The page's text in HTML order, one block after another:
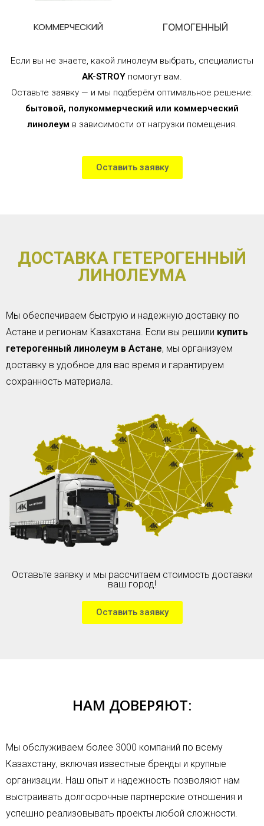
КОММЕРЧЕСКИЙ ГОМОГЕННЫЙ
Если вы не знаете, какой линолеум выбрать, специалисты
AK-STROY помогут вам.
Оставьте заявку — и мы подберём оптимальное решение:
бытовой, полукоммерческий или коммерческий
линолеум в зависимости от нагрузки помещения.
Оставить заявку
ДОСТАВКА ГЕТЕРОГЕННЫЙ
ЛИНОЛЕУМА
Мы обеспечиваем быструю и надежную доставку по
Астане и регионам Казахстана. Если вы решили купить
гетерогенный линолеум в Астане, мы организуем
доставку в удобное для вас время и гарантируем
сохранность материала.
Оставьте заявку и мы рассчитаем стоимость доставки
ваш город!
Оставить заявку
НАМ ДОВЕРЯЮТ:
Мы обслуживаем более 3000 компаний по всему
Казахстану, включая известные бренды и крупные
организации. Наш опыт и надежность позволяют нам
выстраивать долгосрочные партнерские отношения и
успешно реализовывать проекты любой сложности.